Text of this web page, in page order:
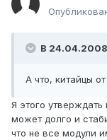
В 24.04.2008
А что, китайцы
Я этого утверждать
может долго и
что не все модули